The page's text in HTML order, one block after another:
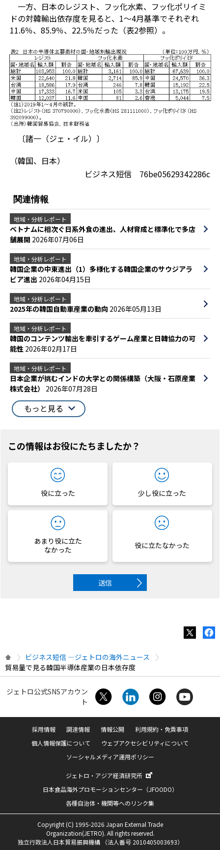
一方、日本のレジスト、フッ化水素、フッ化ポリイミ
ドの対韓輸出依存度を見ると、1～4月基準でそれぞれ
11.6％、85.9％、22.5％だった（表2参照）。
〔諸一（ジェ・イル）〕
（韓国、日本）
ビジネス短信 76be05629342286c
関連情報
地域・分析レポート
ベトナムに相次ぐ日系外食の進出、人材育成と標準化で多店
舗展開 2026年07月06日
地域・分析レポート
韓国企業の中東進出（1）多様化する韓国企業のサウジアラ
ビア進出 2026年04月15日
地域・分析レポート
2025年の韓国自動車産業の動向 2026年05月13日
地域・分析レポート
韓国のコンテンツ輸出を牽引するゲーム産業と日韓協力の可
能性 2026年02月17日
地域・分析レポート
日本企業が挑むインドの大学との関係構築（大阪・石原産業
株式会社） 2026年07月28日
もっと見る
この情報はお役にたちましたか？
役に立った 少し役に立った
あまり役に立た
なかった
役に立たなかった
送信
ビジネス短信 ―ジェトロの海外ニュース
貿易量で見る韓国半導体産業の日本依存度
ジェトロ公式SNSアカウン
ト
採用情報 調達情報 情報公開
利用規約・免責事項
個人情報保護について
ウェブアクセシビリティについて
ソーシャルメディア運用ポリシー
ジェトロ・アジア経済研究所
日本食品海外プロモーションセンター（JFOODO）
各種自治体・機関等へのリンク集
Copyright (C) 1995-2026 Japan External Trade
Organization(JETRO). All rights reserved.
独立行政法人日本貿易振興機構 （法人番号 2010405003693）